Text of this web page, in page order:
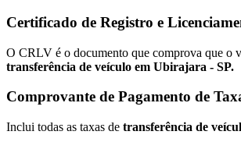
Certificado de Registro e
O CRLV é o documento que comprova que o
transferência de veículo em Ubirajara - SP.
Comprovante de Pagamento de
Inclui todas as taxas de transferência de